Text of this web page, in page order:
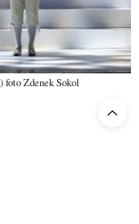
foto Zdenek Sokol